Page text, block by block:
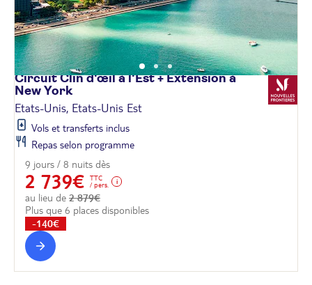
Circuit Clin d'œil à l'Est + Extension à
New York
Etats-Unis, Etats-Unis Est
Vols et transferts inclus
Repas selon programme
9 jours / 8 nuits dès
2 739€
TTC
/ pers.
au lieu de 2 879€
Plus que 6 places disponibles
-140€